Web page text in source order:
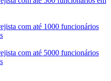
com até 1000 funcionários
com até 5000 funcionários